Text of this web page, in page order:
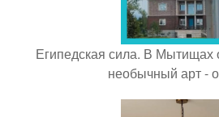
Египедская сила. В Мытищах
необычный арт -